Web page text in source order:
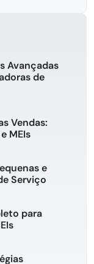
Avançadas
de
Vendas:
MEIs
e
Serviço
para